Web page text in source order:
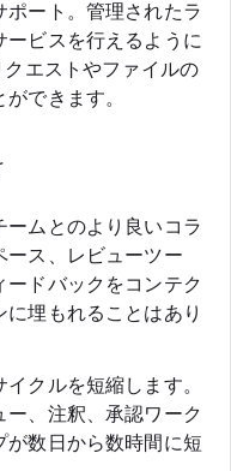
ポート。管理されたラ
ビスを行えるように
エストやファイルの
できます。
ムとのより良いコラ
ス、レビューツー
ドバックをコンテク
埋もれることはあり
クルを短縮します。
、注釈、承認ワーク
数日から数時間に短